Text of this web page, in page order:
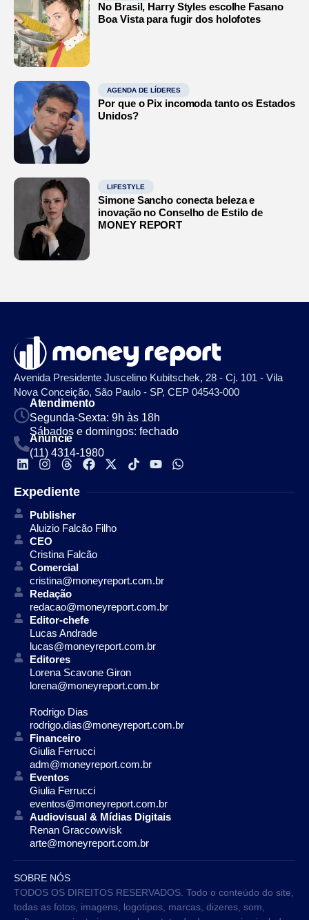
No Brasil, Harry Styles escolhe Fasano
Boa Vista para fugir dos holofotes
AGENDA DE LÍDERES
Por que o Pix incomoda tanto os Estados
Unidos?
LIFESTYLE
Simone Sancho conecta beleza e
inovação no Conselho de Estilo de
MONEY REPORT
Avenida Presidente Juscelino Kubitschek, 28 - Cj. 101 - Vila
Nova Conceição, São Paulo - SP, CEP 04543-000
Atendimento
Segunda-Sexta: 9h às 18h
Sábados e domingos: fechado
Anuncie
(11) 4314-1980
Expediente
Publisher
Aluizio Falcão Filho
CEO
Cristina Falcão
Comercial
cristina@moneyreport.com.br
Redação
redacao@moneyreport.com.br
Editor-chefe
Lucas Andrade
lucas@moneyreport.com.br
Editores
Lorena Scavone Giron
lorena@moneyreport.com.br
Rodrigo Dias
rodrigo.dias@moneyreport.com.br
Financeiro
Giulia Ferrucci
adm@moneyreport.com.br
Eventos
Giulia Ferrucci
eventos@moneyreport.com.br
Audiovisual & Mídias Digitais
Renan Graccowvisk
arte@moneyreport.com.br
SOBRE NÓS
TODOS OS DIREITOS RESERVADOS. Todo o conteúdo do site,
todas as fotos, imagens, logotipos, marcas, dizeres, som,